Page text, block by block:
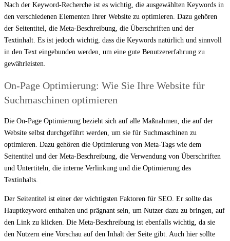
Nach der Keyword-Recherche ist es wichtig, die ausgewählten Keywords in
den verschiedenen Elementen Ihrer Website zu optimieren. Dazu gehören
der Seitentitel, die Meta-Beschreibung, die Überschriften und der
Textinhalt. Es ist jedoch wichtig, dass die Keywords natürlich und sinnvoll
in den Text eingebunden werden, um eine gute Benutzererfahrung zu
gewährleisten.
On-Page Optimierung: Wie Sie Ihre Website für
Suchmaschinen optimieren
Die On-Page Optimierung bezieht sich auf alle Maßnahmen, die auf der
Website selbst durchgeführt werden, um sie für Suchmaschinen zu
optimieren. Dazu gehören die Optimierung von Meta-Tags wie dem
Seitentitel und der Meta-Beschreibung, die Verwendung von Überschriften
und Untertiteln, die interne Verlinkung und die Optimierung des
Textinhalts.
Der Seitentitel ist einer der wichtigsten Faktoren für SEO. Er sollte das
Hauptkeyword enthalten und prägnant sein, um Nutzer dazu zu bringen, auf
den Link zu klicken. Die Meta-Beschreibung ist ebenfalls wichtig, da sie
den Nutzern eine Vorschau auf den Inhalt der Seite gibt. Auch hier sollte